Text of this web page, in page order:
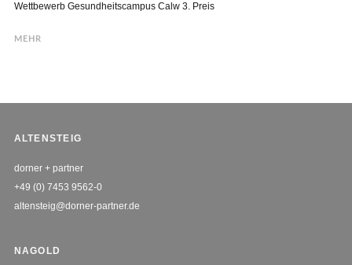
Wettbewerb Gesundheitscampus Calw 3. Preis
MEHR
ALTENSTEIG
dorner + partner
+49 (0) 7453 9562-0
altensteig@dorner-partner.de
NAGOLD